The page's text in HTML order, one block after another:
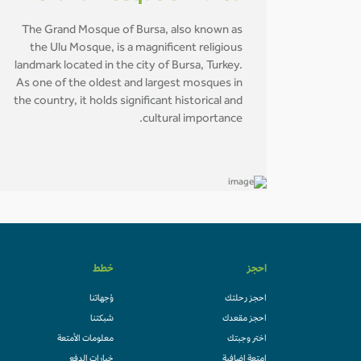
The Grand Mosque of Bursa, also known as
the Ulu Mosque, is a magnificent religious
landmark located in the city of Bursa, Turkey.
As one of the oldest and largest mosques in
the country, it holds significant historical and
cultural importance.
احجز
احجز رحلتك
احجز مقعدك
اختر وجبتك
خطط
وُجهاتنا
شبكتنا
معلومات الأمتعة